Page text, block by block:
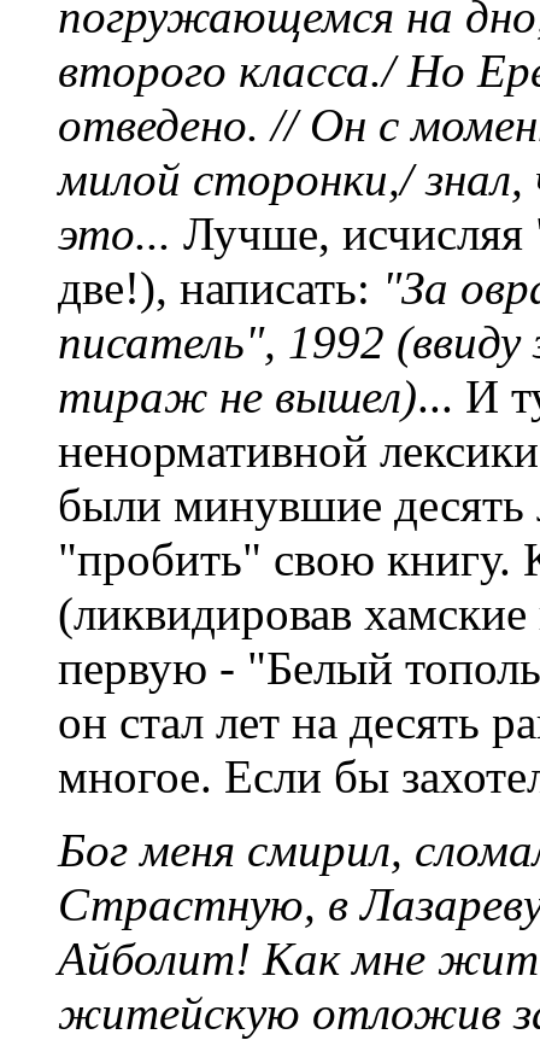
погружающемся на
второго класса./ Но
отведено. // Он с
милой сторонки,/ знал,
это... Лучше, исчисляя
две!), написать: "За
писатель", 1992
тираж не вышел)... И
ненормативной
были минувшие десять
"пробить" свою книгу.
(ликвидировав
первую - "Белый
он стал лет на десять
многое. Если бы
Бог меня смирил,
Страстную, в
Айболит! Как мне
житейскую отложив